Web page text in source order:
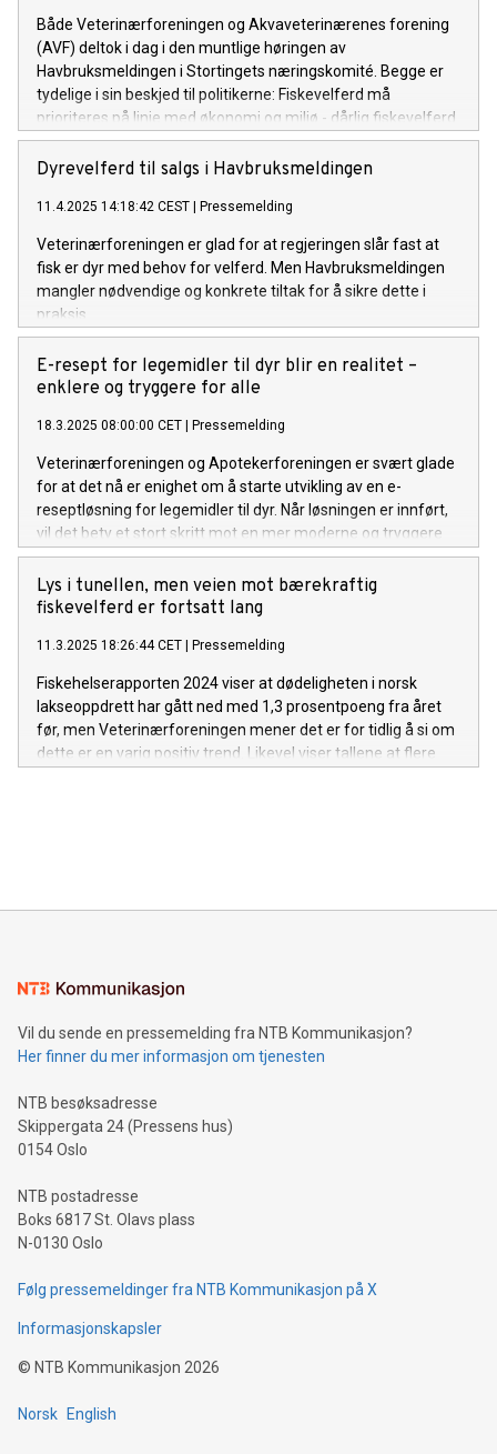
Både Veterinærforeningen og Akvaveterinærenes forening
(AVF) deltok i dag i den muntlige høringen av
Havbruksmeldingen i Stortingets næringskomité. Begge er
tydelige i sin beskjed til politikerne: Fiskevelferd må
prioriteres på linje med økonomi og miljø - dårlig fiskevelferd
skal ikke lønne seg.
Dyrevelferd til salgs i Havbruksmeldingen
11.4.2025 14:18:42 CEST Pressemelding
Veterinærforeningen er glad for at regjeringen slår fast at
fisk er dyr med behov for velferd. Men Havbruksmeldingen
mangler nødvendige og konkrete tiltak for å sikre dette i
praksis.
E-resept for legemidler til dyr blir en realitet –
enklere og tryggere for alle
18.3.2025 08:00:00 CET Pressemelding
Veterinærforeningen og Apotekerforeningen er svært glade
for at det nå er enighet om å starte utvikling av en e-
reseptløsning for legemidler til dyr. Når løsningen er innført,
vil det bety et stort skritt mot en mer moderne og tryggere
løsning for både veterinærer, apotek og dyreeiere.
Lys i tunellen, men veien mot bærekraftig
fiskevelferd er fortsatt lang
11.3.2025 18:26:44 CET Pressemelding
Fiskehelserapporten 2024 viser at dødeligheten i norsk
lakseoppdrett har gått ned med 1,3 prosentpoeng fra året
før, men Veterinærforeningen mener det er for tidlig å si om
dette er en varig positiv trend. Likevel viser tallene at flere
Vil du sende en pressemelding fra NTB Kommunikasjon?
Her finner du mer informasjon om tjenesten
NTB besøksadresse
Skippergata 24 (Pressens hus)
0154 Oslo
NTB postadresse
Boks 6817 St. Olavs plass
N-0130 Oslo
Følg pressemeldinger fra NTB Kommunikasjon på X
Informasjonskapsler
© NTB Kommunikasjon 2026
Norsk English